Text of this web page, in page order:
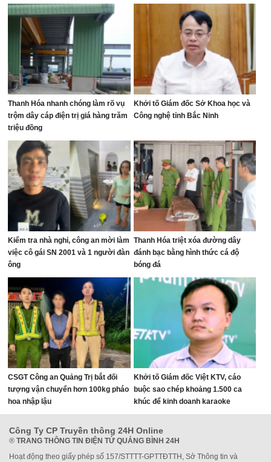
Thanh Hóa nhanh chóng làm rõ vụ
trộm dây cáp điện trị giá hàng trăm
triệu đồng
Khởi tố Giám đốc Sở Khoa học và
Công nghệ tỉnh Bắc Ninh
Kiểm tra nhà nghỉ, công an mời làm
việc cô gái SN 2001 và 1 người đàn
ông
Thanh Hóa triệt xóa đường dây
đánh bạc bằng hình thức cá độ
bóng đá
CSGT Công an Quảng Trị bắt đối
tượng vận chuyển hơn 100kg pháo
hoa nhập lậu
Khởi tố Giám đốc Việt KTV, cáo
buộc sao chép khoảng 1.500 ca
khúc để kinh doanh karaoke
Công Ty CP Truyền thông 24H Online
® TRANG THÔNG TIN ĐIỆN TỬ QUẢNG BÌNH 24H
Hoạt động theo giấy phép số 157/STTTT-GPTTĐTTH, Sở Thông tin và